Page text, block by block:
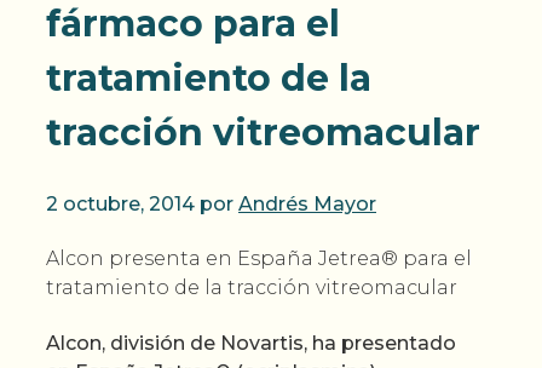
fármaco para el
tratamiento de la
tracción vitreomacular
2 octubre, 2014 por Andrés Mayor
Alcon presenta en España Jetrea® para el
tratamiento de la tracción vitreomacular
Alcon, división de Novartis, ha presentado